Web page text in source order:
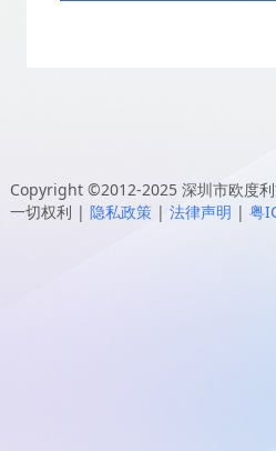
Copyright ©2012-2025 深圳市欧度
一切权利 | 隐私政策 | 法律声明 | 粤